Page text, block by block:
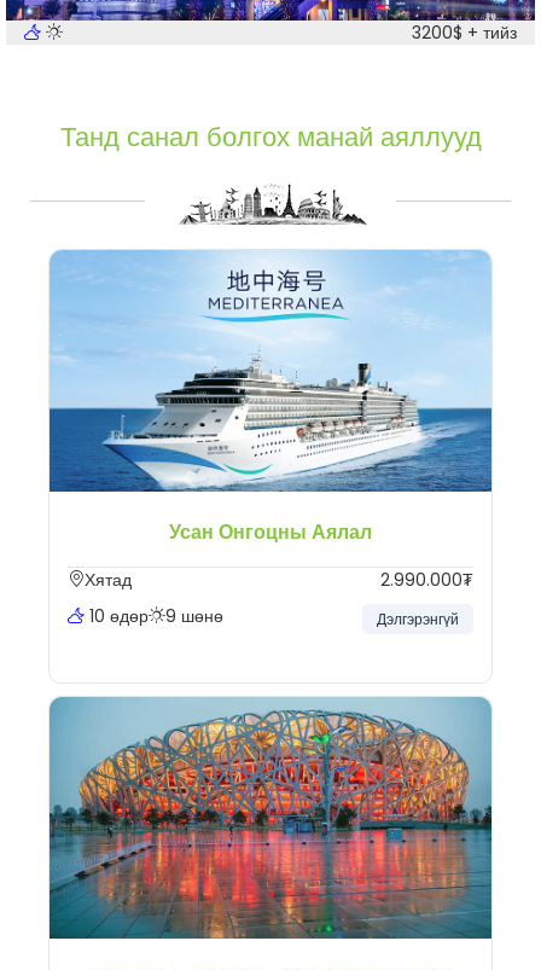
3200$ + тийз
Танд санал болгох манай аяллууд
Усан Онгоцны Аялал
Хятад
10 өдөр
9 шөнө
2.990.000₮
Дэлгэрэнгүй